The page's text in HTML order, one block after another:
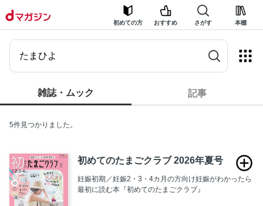
初めての方 おすすめ さがす 本棚
雑誌・ムック 記事
5件見つかりました。
初めてのたまごクラブ 2026年夏号
妊娠初期／妊娠2・3・4カ月の方向け妊娠がわかったら
最初に読む本『初めてのたまごクラブ』